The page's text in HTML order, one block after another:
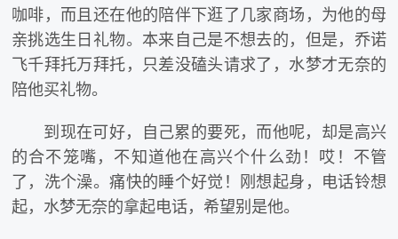
咖啡，而且还在他的陪伴下逛了几家商场，为他的母
亲挑选生日礼物。本来自己是不想去的，但是，乔诺
飞千拜托万拜托，只差没磕头请求了，水梦才无奈的
陪他买礼物。
到现在可好，自己累的要死，而他呢，却是高兴
的合不笼嘴，不知道他在高兴个什么劲！哎！不管
了，洗个澡。痛快的睡个好觉！刚想起身，电话铃想
起，水梦无奈的拿起电话，希望别是他。